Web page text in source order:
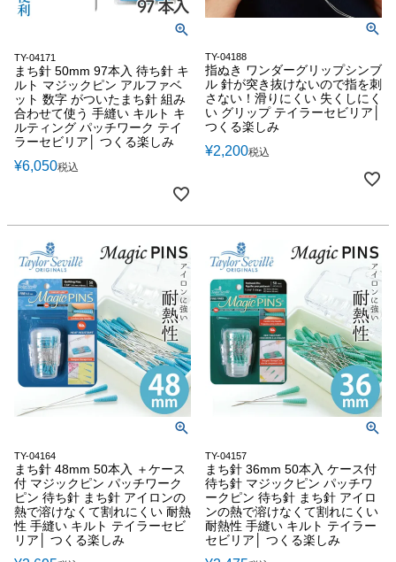
TY-04171
まち針 50mm 97本入 待ち針 キ
ルト マジックピン アルファベ
ット 数字 がついたまち針 組み
合わせて使う 手縫い キルト キ
ルティング パッチワーク テイ
ラーセビリア│ つくる楽しみ
¥6,050税込
TY-04188
指ぬき ワンダーグリップシンブ
ル 針が突き抜けないので指を刺
さない！滑りにくい 失くしにく
い グリップ テイラーセビリア│
つくる楽しみ
¥2,200税込
TY-04164
まち針 48mm 50本入 ＋ケース
付 マジックピン パッチワーク
ピン 待ち針 まち針 アイロンの
熱で溶けなくて割れにくい 耐熱
性 手縫い キルト テイラーセビ
リア│ つくる楽しみ
TY-04157
まち針 36mm 50本入 ケース付
待ち針 マジックピン パッチワ
ークピン 待ち針 まち針 アイロ
ンの熱で溶けなくて割れにくい
耐熱性 手縫い キルト テイラー
セビリア│ つくる楽しみ